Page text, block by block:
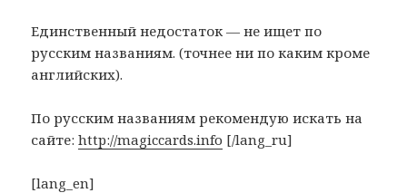
Единственный недостаток — не ищет по
русским названиям. (точнее ни по каким кроме
английских).
По русским названиям рекомендую искать на
сайте:http://magiccards.info [/lang_ru]
[lang_en]